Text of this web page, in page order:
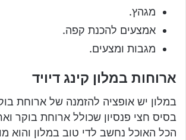
מגהץ.
אמצעים להכנת קפה.
מגבות ומצעים.
ארוחות במלון קינג דיויד
במלון יש אופציה להזמנה של ארוחת
בסיס חצי פנסיון שכולל ארוחת בוקר
הכל האוכל נחשב לדי טוב במלון והוא